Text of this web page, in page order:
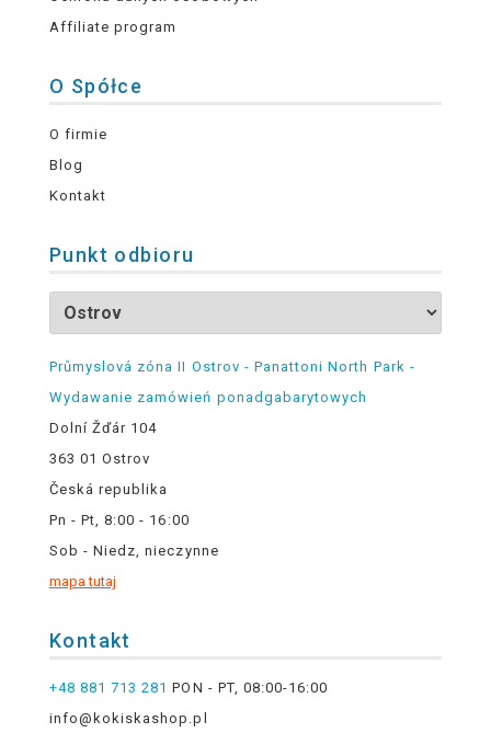
Affiliate program
O Spółce
O firmie
Blog
Kontakt
Punkt odbioru
Průmyslová zóna II Ostrov - Panattoni North Park -
Wydawanie zamówień ponadgabarytowych
Dolní Žďár 104
363 01 Ostrov
Česká republika
Pn - Pt, 8:00 - 16:00
Sob - Niedz, nieczynne
mapa tutaj
Kontakt
+48 881 713 281 PON - PT, 08:00-16:00
info@kokiskashop.pl